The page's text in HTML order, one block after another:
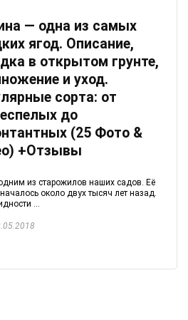
— одна из самых
ягод. Описание,
в открытом грунте,
и уход.
сорта: от
до
(25 Фото &
+Отзывы
из старожилов наших садов. Её
около двух тысяч лет назад.
...